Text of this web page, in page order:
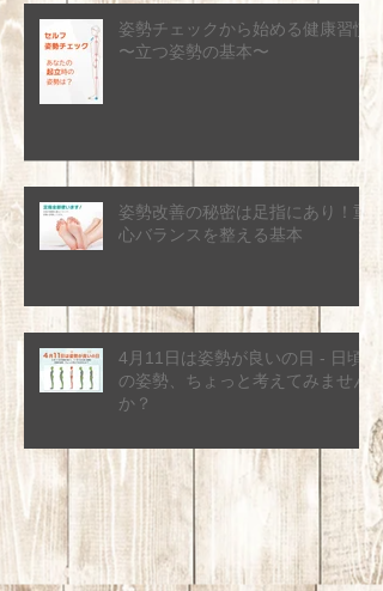
姿勢チェックから始める健康習慣
〜立つ姿勢の基本〜
姿勢改善の秘密は足指にあり！重
心バランスを整える基本
4月11日は姿勢が良いの日 - 日頃
の姿勢、ちょっと考えてみません
か？